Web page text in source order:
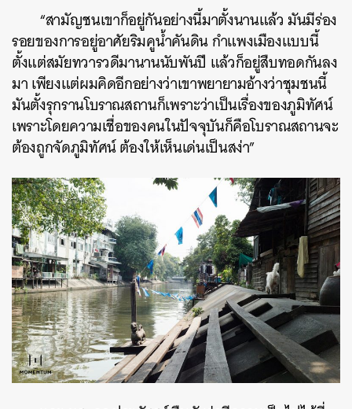
“สามัญชนเขาก็อยู่กันอย่างนี้มาตั้งนานแล้ว มันมีร่อง
รอยของการอยู่อาศัยริมคูน้ำคันดิน กำแพงเมืองแบบนี้
ตั้งแต่สมัยทวารวดีมานานนับพันปี แล้วก็อยู่สืบทอดกันลง
มา เพียงแต่ผมคิดอีกอย่างว่าเขาพยายามอ้างว่าชุมชนนี้
มันตั้งรุกรานโบราณสถานก็เพราะว่าเป็นเรื่องของภูมิทัศน์
เพราะโดยความเชื่อของคนในปัจจุบันก็คือโบราณสถานจะ
ต้องถูกจัดภูมิทัศน์ ต้องให้เห็นเด่นเป็นสง่า”